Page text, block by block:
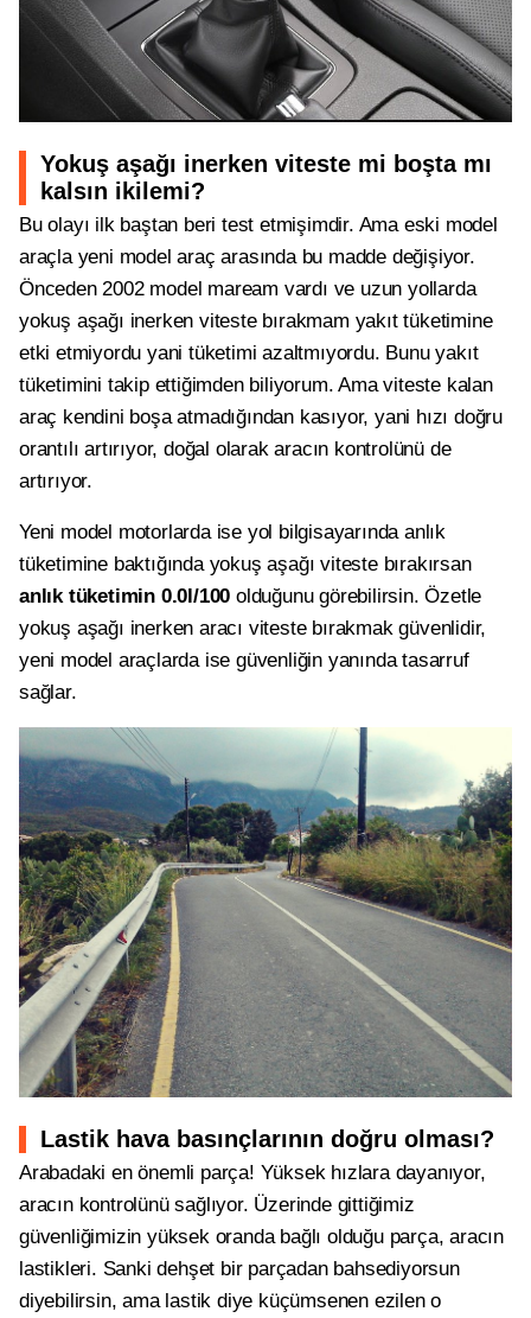
Yokuş aşağı inerken viteste mi boşta mı
kalsın ikilemi?
Bu olayı ilk baştan beri test etmişimdir. Ama eski model
araçla yeni model araç arasında bu madde değişiyor.
Önceden 2002 model maream vardı ve uzun yollarda
yokuş aşağı inerken viteste bırakmam yakıt tüketimine
etki etmiyordu yani tüketimi azaltmıyordu. Bunu yakıt
tüketimini takip ettiğimden biliyorum. Ama viteste kalan
araç kendini boşa atmadığından kasıyor, yani hızı doğru
orantılı artırıyor, doğal olarak aracın kontrolünü de
artırıyor.
Yeni model motorlarda ise yol bilgisayarında anlık
tüketimine baktığında yokuş aşağı viteste bırakırsan
anlık tüketimin 0.0l/100 olduğunu görebilirsin. Özetle
yokuş aşağı inerken aracı viteste bırakmak güvenlidir,
yeni model araçlarda ise güvenliğin yanında tasarruf
sağlar.
Lastik hava basınçlarının doğru olması?
Arabadaki en önemli parça! Yüksek hızlara dayanıyor,
aracın kontrolünü sağlıyor. Üzerinde gittiğimiz
güvenliğimizin yüksek oranda bağlı olduğu parça, aracın
lastikleri. Sanki dehşet bir parçadan bahsediyorsun
diyebilirsin, ama lastik diye küçümsenen ezilen o